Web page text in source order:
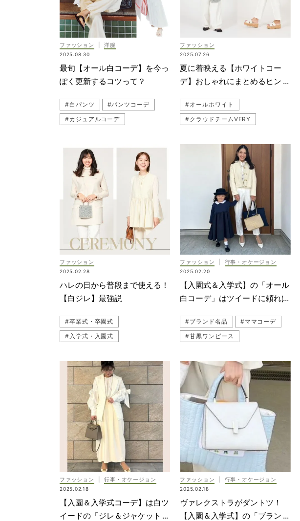
#ブラウス
ファッション 洋服
2025.08.30
最旬【オール白コーデ】を今っ
ぽく更新するコツって？
#白パンツ
#パンツコーデ
#カジュアルコーデ
#スタイリスト
#COS（コス）
#白スカート
#ATON（エイトン）
#オールホワイト
#白コーデ
#貴島明日香
#ワントーンコーデ
ファッション
2025.07.26
夏に着映える【ホワイトコー
デ】おしゃれにまとめるヒント
#オールホワイト
#クラウドチームVERY
#スナップ（SNAP）
#VERY STORE
ファッション
2025.02.28
ハレの日から普段まで使える！
【白ジレ】最強説
#卒業式・卒園式
#入学式・入園式
#ジレコーデ（ベストコーデ）
#卒入園・卒入学
#オールホワイト
#フォーマル
#白コーデ
ファッション 行事・オケージョン
2025.02.20
【入園式＆入学式】の「オール
白コーデ」はツイードに頼れば
#ブランド名品
#ママコーデ
#甘黒ワンピース
#読者スナップ
#ハイブランド
#黒パンツコーデ
#卒入園・卒入学
#園行事
#ワンピースコーデ
#名品
#ジャケットコーデ
#卒業式・卒園式
#子ども行事
#紺ジャケット
#入学式・入園式
#ワンピース
#行事
#黒ジャケット
#セットアップコーデ
#黒パンツ
#オールホワイト
ファッション 行事・オケージョン
2025.02.18
【入園＆入学式コーデ】は白ツ
イードの「ジレ＆ジャケット」
ファッション 行事・オケージョン
2025.02.18
ヴァレクストラがダントツ！
【入園＆入学式】の「ブランド